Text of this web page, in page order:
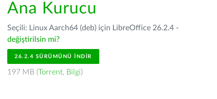
Ana Kurucu
Seçili: Linux Aarch64 (deb) için LibreOffice 26.2.4 -
değiştirilsin mi?
26.2.4 SÜRÜMÜNÜ İNDIR
197 MB (Torrent, Bilgi)